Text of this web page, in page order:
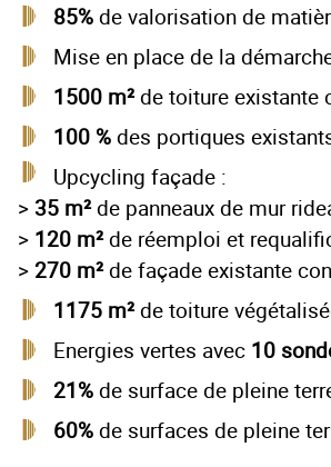
85%de valorisation de
Mise en place de la
1500 m²de toiture existante
100 %des portiques
Upcycling façade :
> 35 m²de panneaux de mur
> 120 m²de réemploi et
>270 m²de façade existante
1175 m²de toiture
Energies vertes avec 10
21%de surface de pleine
60%de surfaces de pleine